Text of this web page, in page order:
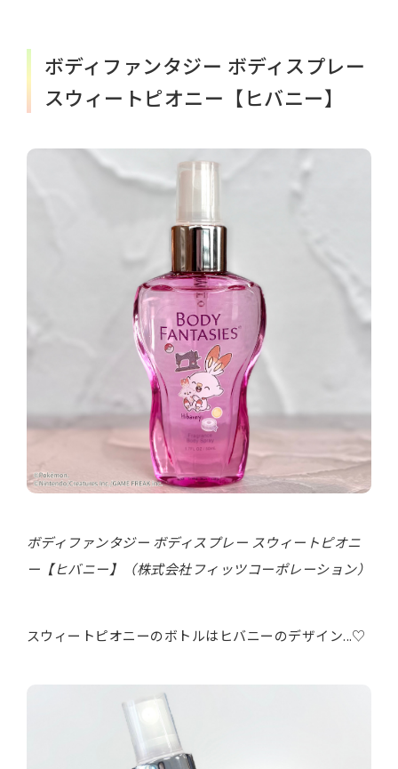
ボディファンタジー ボディスプレー
スウィートピオニー【ヒバニー】
ボディファンタジー ボディスプレー スウィートピオニ
ー【ヒバニー】（株式会社フィッツコーポレーション）
スウィートピオニーのボトルはヒバニーのデザイン...♡